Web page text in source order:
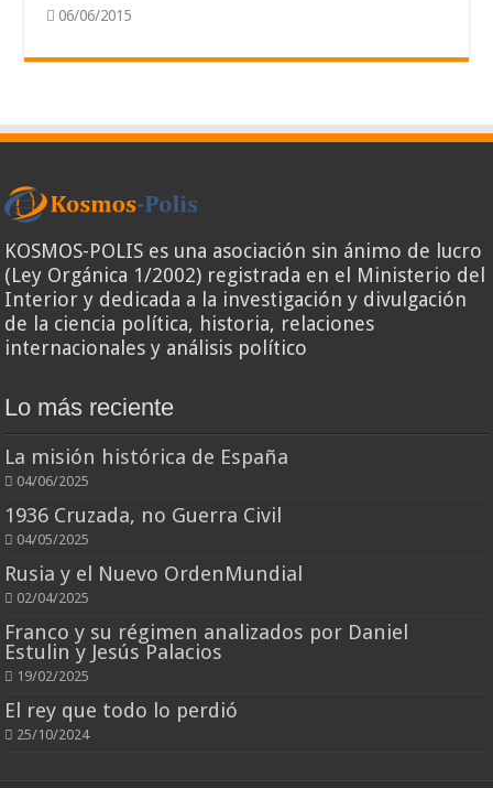
06/06/2015
KOSMOS-POLIS es una asociación sin ánimo de lucro
(Ley Orgánica 1/2002) registrada en el Ministerio del
Interior y dedicada a la investigación y divulgación
de la ciencia política, historia, relaciones
internacionales y análisis político
Lo más reciente
La misión histórica de España
04/06/2025
1936 Cruzada, no Guerra Civil
04/05/2025
Rusia y el Nuevo OrdenMundial
02/04/2025
Franco y su régimen analizados por Daniel
Estulin y Jesús Palacios
19/02/2025
El rey que todo lo perdió
25/10/2024